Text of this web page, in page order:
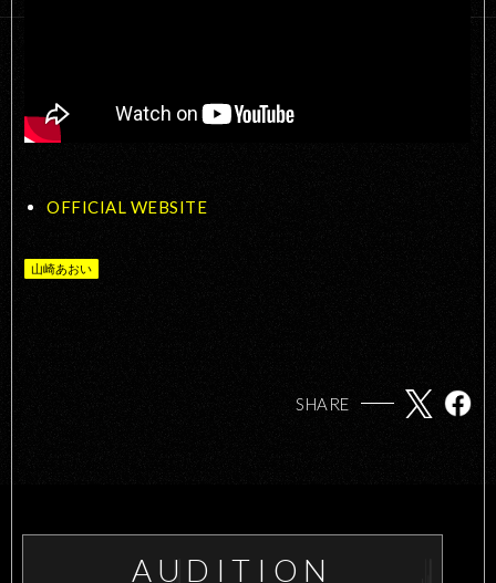
OFFICIAL WEBSITE
山崎あおい
SHARE
AUDITION